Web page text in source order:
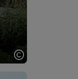
Copyright